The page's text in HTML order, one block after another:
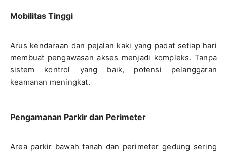
Mobilitas Tinggi
Arus kendaraan dan pejalan kaki yang padat setiap hari
membuat pengawasan akses menjadi kompleks. Tanpa
sistem kontrol yang baik, potensi pelanggaran
keamanan meningkat.
Pengamanan Parkir dan Perimeter
Area parkir bawah tanah dan perimeter gedung sering